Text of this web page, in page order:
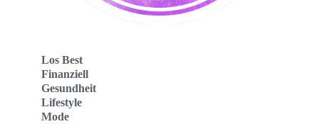
Los Best
Finanziell
Gesundheit
Lifestyle
Mode